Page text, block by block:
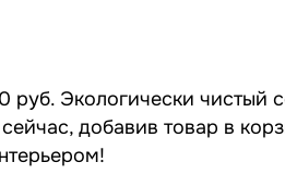
Экологически чистый
добавив товар в